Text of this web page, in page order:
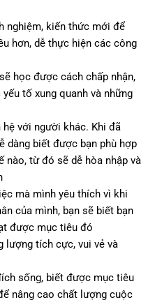
nghiệm, kiến thức mới để
hơn, dễ thực hiện các công
học được cách chấp nhận,
tố xung quanh và những
hệ với người khác. Khi đã
dàng biết được bạn phù hợp
nào, từ đó sẽ dễ hòa nhập và
mà mình yêu thích vì khi
của mình, bạn sẽ biết bạn
được mục tiêu đó
lượng tích cực, vui vẻ và
sống, biết được mục tiêu
nâng cao chất lượng cuộc